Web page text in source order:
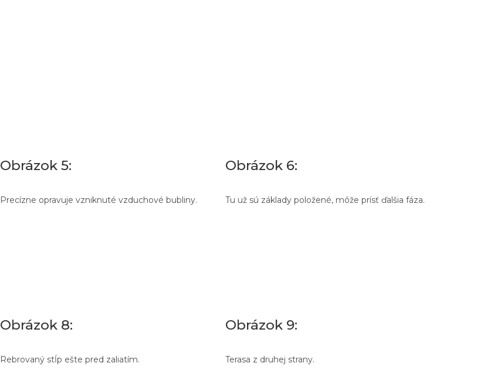
Obrázok 5:
Precízne opravuje vzniknuté vzduchové bubliny.
Obrázok 6:
Tu už sú základy položené, môže prísť ďalšia fáza.
Obrázok 8:
Rebrovaný stĺp ešte pred zaliatím.
Obrázok 9:
Terasa z druhej strany.